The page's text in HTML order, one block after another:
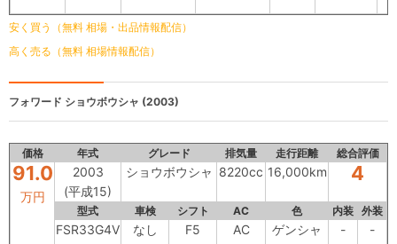
安く買う（無料 相場・出品情報配信）
高く売る（無料 相場情報配信）
フォワード ショウボウシャ (2003)
価格 年式 グレード 排気量 走行距離 総合評価
91.0
万円
2003
(平成15)
ショウボウシャ 8220cc 16,000km 4
型式 車検 シフト AC 色 内装 外装
FSR33G4V なし F5 AC ゲンシャ - -